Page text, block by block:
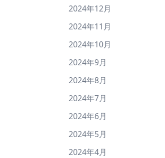
2024年12月
2024年11月
2024年10月
2024年9月
2024年8月
2024年7月
2024年6月
2024年5月
2024年4月